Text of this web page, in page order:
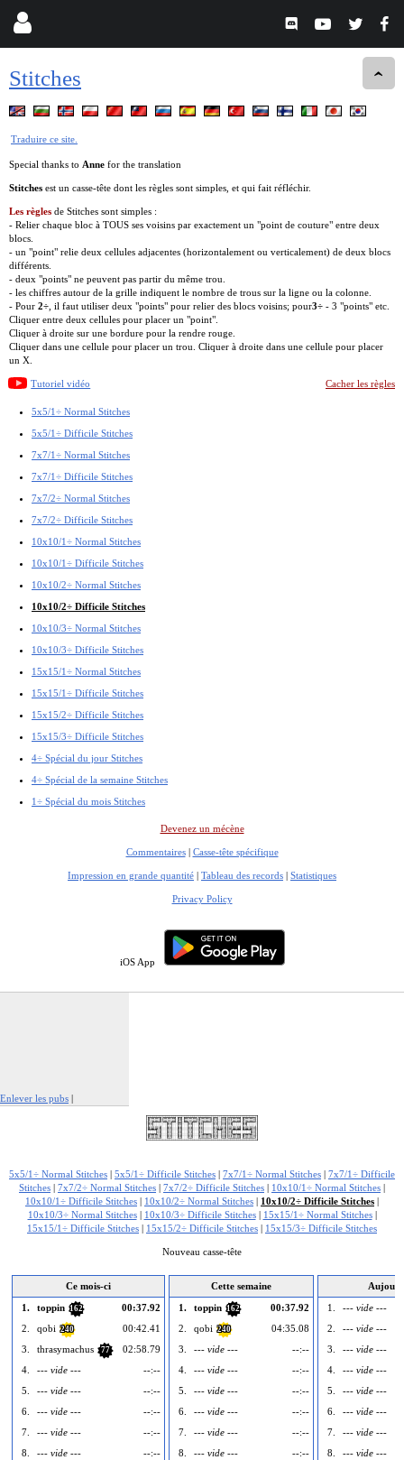
Stitches
Traduire ce site.
Special thanks to Anne for the translation
Stitches est un casse-tête dont les règles sont simples, et qui fait réfléchir.
Les règles de Stitches sont simples :
- Relier chaque bloc à TOUS ses voisins par exactement un "point de couture" entre deux
blocs.
- un "point" relie deux cellules adjacentes (horizontalement ou verticalement) de deux blocs
différents.
- deux "points" ne peuvent pas partir du même trou.
- les chiffres autour de la grille indiquent le nombre de trous sur la ligne ou la colonne.
- Pour 2÷ , il faut utiliser deux "points" pour relier des blocs voisins; pour3÷ - 3 "points" etc.
Cliquer entre deux cellules pour placer un "point".
Cliquer à droite sur une bordure pour la rendre rouge.
Cliquer dans une cellule pour placer un trou. Cliquer à droite dans une cellule pour placer
un X.
Tutoriel vidéo Cacher les règles
5x5/1÷ Normal Stitches
5x5/1÷ Difficile Stitches
7x7/1÷ Normal Stitches
7x7/1÷ Difficile Stitches
7x7/2÷ Normal Stitches
7x7/2÷ Difficile Stitches
10x10/1÷ Normal Stitches
10x10/1÷ Difficile Stitches
10x10/2÷ Normal Stitches
10x10/2÷ Difficile Stitches
10x10/3÷ Normal Stitches
10x10/3÷ Difficile Stitches
15x15/1÷ Normal Stitches
15x15/1÷ Difficile Stitches
15x15/2÷ Difficile Stitches
15x15/3÷ Difficile Stitches
4÷ Spécial du jour Stitches
4÷ Spécial de la semaine Stitches
1÷ Spécial du mois Stitches
Devenez un mécène
Commentaires| Casse-tête spécifique
Impression en grande quantité | Tableau des records | Statistiques
Privacy Policy
iOS App
Enlever les pubs |
5x5/1÷ Normal Stitches 5x5/1÷ Difficile Stitches 7x7/1÷ Normal Stitches
7x7/1÷ Difficile
Stitches
7x7/2÷ Normal Stitches 7x7/2÷ Difficile Stitches 10x10/1÷ Normal Stitches
10x10/1÷ Difficile Stitches
10x10/2÷ Normal Stitches 10x10/2÷ Difficile Stitches
10x10/3÷ Normal Stitches| 10x10/3÷ Difficile Stitches| 15x15/1÷ Normal Stitches|
15x15/1÷ Difficile Stitches
15x15/2÷ Difficile Stitches 15x15/3÷ Difficile Stitches
Nouveau casse-tête
Ce mois-ci
1.
toppin 162
00:37.92
2.
qobi 240
00:42.41
3.
thrasymachus 77
02:58.79
4.
--- vide ---
--:--
5.
--- vide ---
--:--
6.
--- vide ---
--:--
7.
--- vide ---
--:--
8.
--- vide ---
--:--
Cette semaine
1.
toppin 162
00:37.92
2.
qobi 240
04:35.08
3.
--- vide ---
--:--
4.
--- vide ---
--:--
5.
--- vide ---
--:--
6.
--- vide ---
--:--
7.
--- vide ---
--:--
8.
--- vide ---
--:--
1.
--- vide ---
2.
--- vide ---
3.
--- vide ---
4.
--- vide ---
5.
--- vide ---
6.
--- vide ---
7.
--- vide ---
8.
--- vide ---